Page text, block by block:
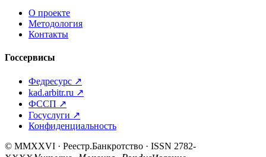
О проекте
Методология
Контакты
Госсервисы
Федресурс ↗
kad.arbitr.ru ↗
ФССП ↗
Госуслуги ↗
Конфиденциальность
© MMXXVI · Реестр.Банкротство · ISSN 2782-